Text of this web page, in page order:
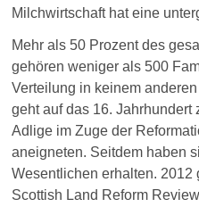
Milchwirtschaft hat eine
Mehr als 50 Prozent des
gehören weniger als 500
Verteilung in keinem
geht auf das 16.
Adlige im Zuge der
aneigneten. Seitdem haben
Wesentlichen erhalten.
Scottish Land Reform